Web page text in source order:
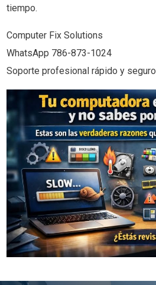
tiempo.
Computer Fix Solutions
WhatsApp 786-873-1024
Soporte profesional rápido y seguro